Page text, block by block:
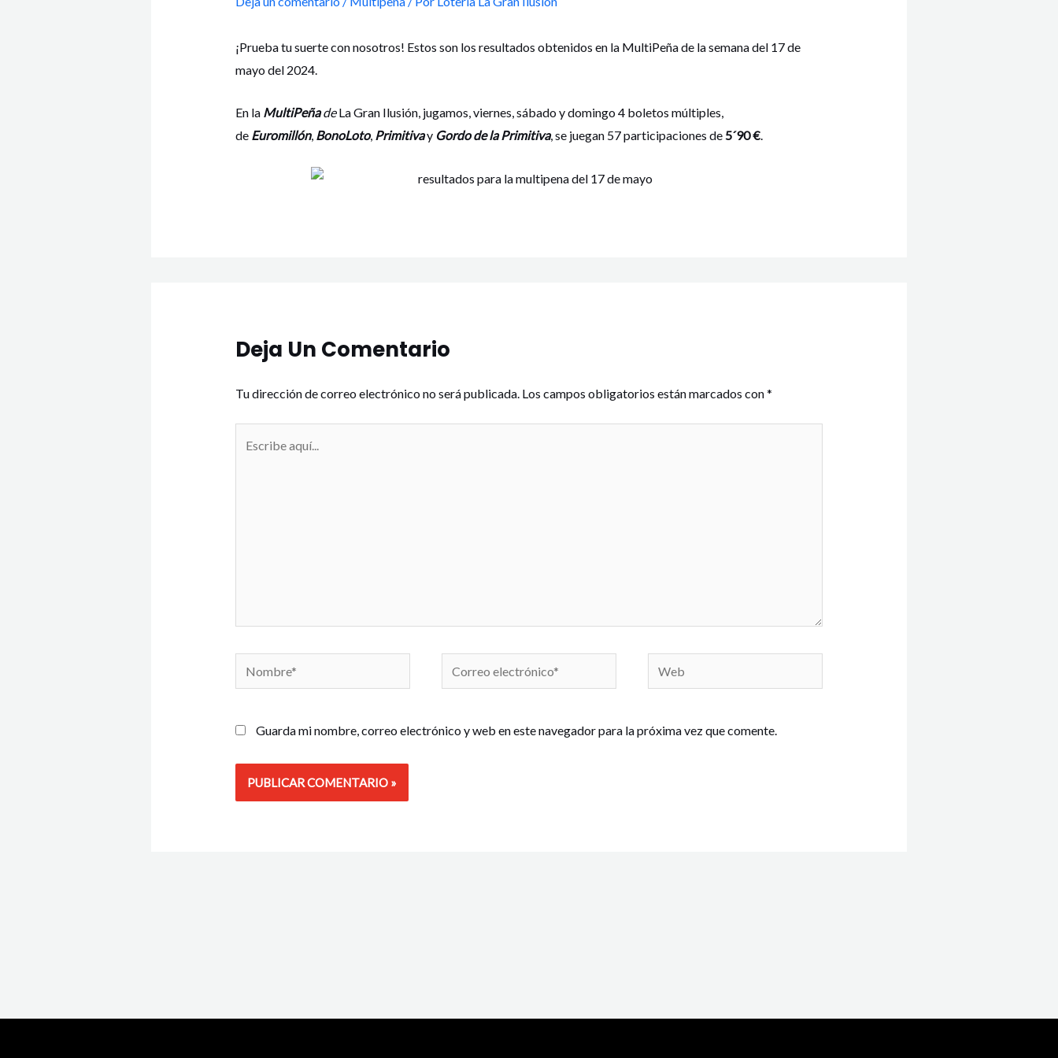
¡Prueba tu suerte con nosotros! Estos son los resultados obtenidos en la MultiPeña de la semana del 17 de
mayo del 2024.
En la MultiPeñadeLa Gran Ilusión, jugamos, viernes, sábado y domingo 4 boletos múltiples,
de Euromillón, BonoLoto, Primitivay Gordo de la Primitiva, se juegan 57 participaciones de5´90 €.
Deja Un Comentario
Tu dirección de correo electrónico no será publicada. Los campos obligatorios están marcados con*
electrónico*
Guarda mi nombre, correo electrónico y web en este navegador para la próxima vez que comente.